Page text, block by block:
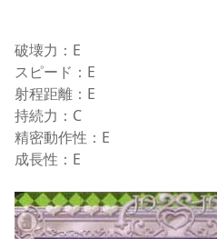
破壊力：E
スピード：E
射程距離：E
持続力：C
精密動作性：E
成長性：E